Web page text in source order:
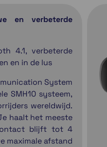
en verbeterde
4.1, verbeterde
en in de lus
System
SMH10 systeem,
wereldwijd.
haalt het meeste
blijft tot 4
maximale afstand